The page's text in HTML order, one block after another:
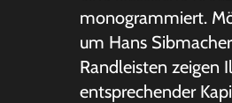
monogrammiert.
um Hans
Randleisten zeigen
entsprechender